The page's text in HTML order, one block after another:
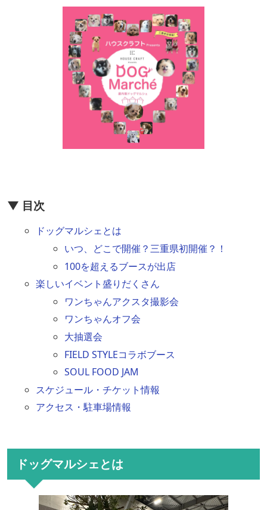
▼ 目次
ドッグマルシェとは
いつ、どこで開催？三重県初開催？！
100を超えるブースが出店
楽しいイベント盛りだくさん
ワンちゃんアクスタ撮影会
ワンちゃんオフ会
大抽選会
FIELD STYLEコラボブース
SOUL FOOD JAM
スケジュール・チケット情報
アクセス・駐車場情報
ドッグマルシェとは